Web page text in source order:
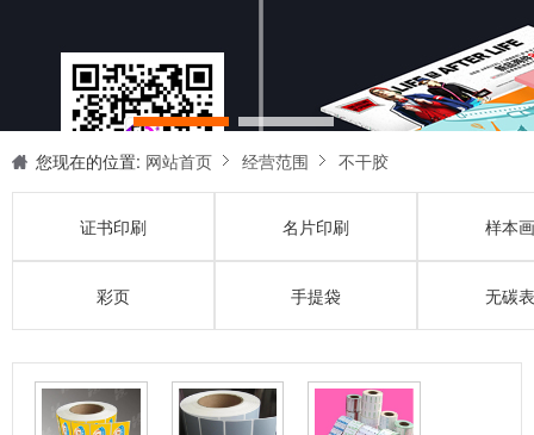
新闻动态
关于我们
联系我们
您现在的位置: 网站首页 经营范围 不干胶
证书印刷 名片印刷 样本
彩页 手提袋 无碳